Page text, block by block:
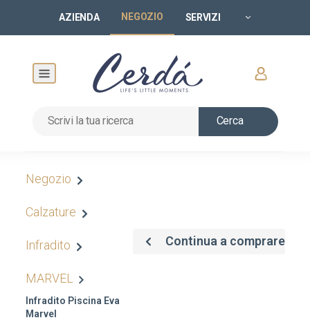
AZIENDA NEGOZIO SERVIZI
Cerca
Negozio
Calzature
Infradito
MARVEL
Infradito Piscina Eva
Marvel
Continua a comprare